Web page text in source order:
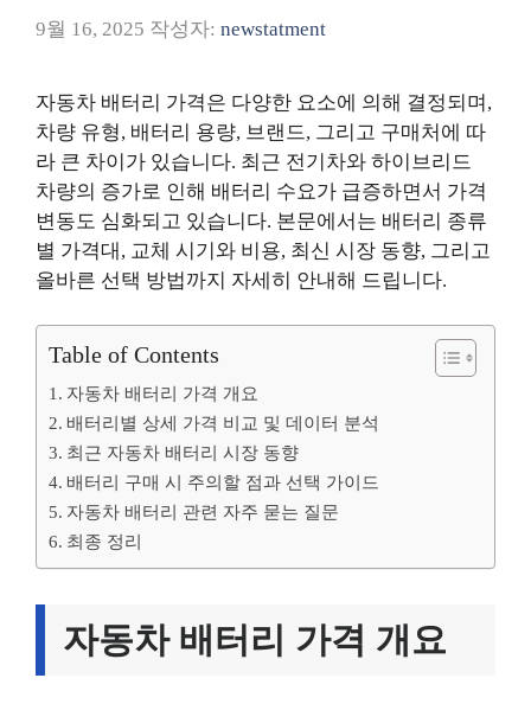
9월 16, 2025 작성자: newstatment
자동차 배터리 가격은 다양한 요소에 의해 결정되며,
차량 유형, 배터리 용량, 브랜드, 그리고 구매처에 따
라 큰 차이가 있습니다. 최근 전기차와 하이브리드
차량의 증가로 인해 배터리 수요가 급증하면서 가격
변동도 심화되고 있습니다. 본문에서는 배터리 종류
별 가격대, 교체 시기와 비용, 최신 시장 동향, 그리고
올바른 선택 방법까지 자세히 안내해 드립니다.
Table of Contents
자동차 배터리 가격 개요
배터리별 상세 가격 비교 및 데이터 분석
최근 자동차 배터리 시장 동향
배터리 구매 시 주의할 점과 선택 가이드
자동차 배터리 관련 자주 묻는 질문
최종 정리
자동차 배터리 가격 개요